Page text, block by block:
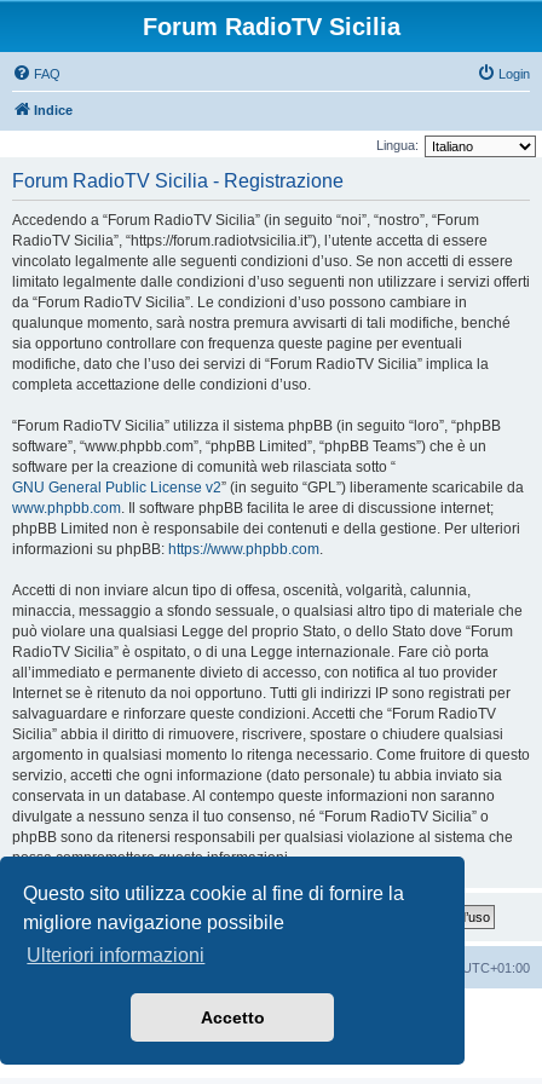
Questo sito utilizza cookie al fine di fornire la
migliore navigazione possibile
Ulteriori informazioni
Accetto
Forum RadioTV Sicilia
FAQ Login
Indice
Lingua:
Forum RadioTV Sicilia - Registrazione
Accedendo a “Forum RadioTV Sicilia” (in seguito “noi”, “nostro”, “Forum
RadioTV Sicilia”, “https://forum.radiotvsicilia.it”), l’utente accetta di essere
vincolato legalmente alle seguenti condizioni d’uso. Se non accetti di essere
limitato legalmente dalle condizioni d’uso seguenti non utilizzare i servizi offerti
da “Forum RadioTV Sicilia”. Le condizioni d’uso possono cambiare in
qualunque momento, sarà nostra premura avvisarti di tali modifiche, benché
sia opportuno controllare con frequenza queste pagine per eventuali
modifiche, dato che l’uso dei servizi di “Forum RadioTV Sicilia” implica la
completa accettazione delle condizioni d’uso.
“Forum RadioTV Sicilia” utilizza il sistema phpBB (in seguito “loro”, “phpBB
software”, “www.phpbb.com”, “phpBB Limited”, “phpBB Teams”) che è un
software per la creazione di comunità web rilasciata sotto “
GNU General Public License v2” (in seguito “GPL”) liberamente scaricabile da
www.phpbb.com. Il software phpBB facilita le aree di discussione internet;
phpBB Limited non è responsabile dei contenuti e della gestione. Per ulteriori
informazioni su phpBB: https://www.phpbb.com.
Accetti di non inviare alcun tipo di offesa, oscenità, volgarità, calunnia,
minaccia, messaggio a sfondo sessuale, o qualsiasi altro tipo di materiale che
può violare una qualsiasi Legge del proprio Stato, o dello Stato dove “Forum
RadioTV Sicilia” è ospitato, o di una Legge internazionale. Fare ciò porta
all’immediato e permanente divieto di accesso, con notifica al tuo provider
Internet se è ritenuto da noi opportuno. Tutti gli indirizzi IP sono registrati per
salvaguardare e rinforzare queste condizioni. Accetti che “Forum RadioTV
Sicilia” abbia il diritto di rimuovere, riscrivere, spostare o chiudere qualsiasi
argomento in qualsiasi momento lo ritenga necessario. Come fruitore di questo
servizio, accetti che ogni informazione (dato personale) tu abbia inviato sia
conservata in un database. Al contempo queste informazioni non saranno
divulgate a nessuno senza il tuo consenso, né “Forum RadioTV Sicilia” o
phpBB sono da ritenersi responsabili per qualsiasi violazione al sistema che
possa compromettere queste informazioni.
Indice UTC+01:00
Contattaci
phpBB
® Forum Software © phpBB Limited